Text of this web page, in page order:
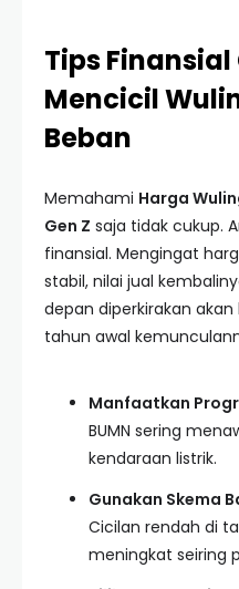
Tips Finansial
Mencicil
Beban
Memahami Harga
Gen Z saja tidak cukup.
finansial. Mengingat
stabil, nilai jual
depan diperkirakan
tahun awal
Manfaatkan
BUMN sering
kendaraan listrik.
Gunakan Skema
Cicilan rendah di
meningkat seiring